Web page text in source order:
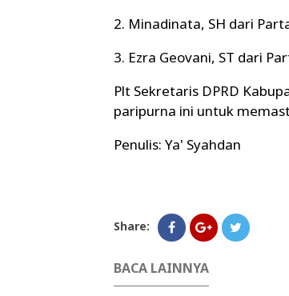
2. Minadinata, SH dari
3. Ezra Geovani, ST dari
Plt Sekretaris DPRD
paripurna ini untuk
Penulis: Ya' Syahdan
Share:
BACA LAINNYA